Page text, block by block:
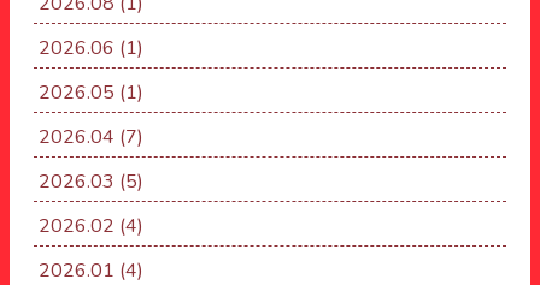
2026.06 (1)
2026.05 (1)
2026.04 (7)
2026.03 (5)
2026.02 (4)
2026.01 (4)